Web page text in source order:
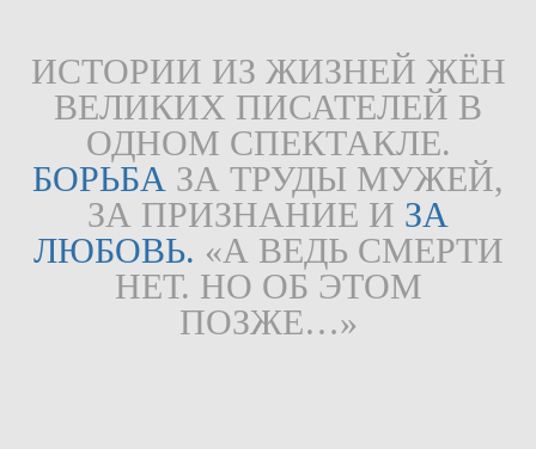
ИСТОРИИ ИЗ ЖИЗНЕЙ ЖЁН
ВЕЛИКИХ ПИСАТЕЛЕЙ В
ОДНОМ СПЕКТАКЛЕ.
БОРЬБА ЗА ТРУДЫ МУЖЕЙ,
ЗА ПРИЗНАНИЕ И ЗА
ЛЮБОВЬ. «А ВЕДЬ СМЕРТИ
НЕТ. НО ОБ ЭТОМ
ПОЗЖЕ…»